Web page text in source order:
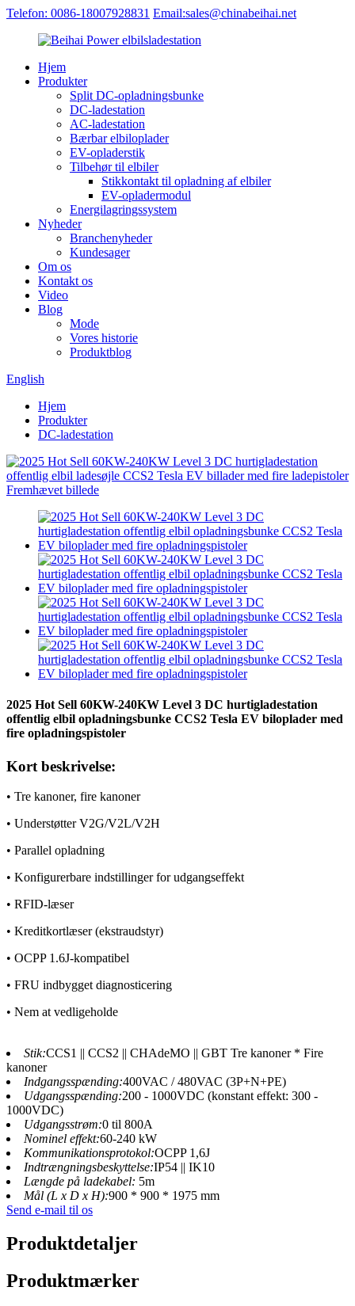
Telefon: 0086-18007928831 Email:sales@chinabeihai.net
Hjem
Produkter
Split DC-opladningsbunke
DC-ladestation
AC-ladestation
Bærbar elbiloplader
EV-opladerstik
Tilbehør til elbiler
Stikkontakt til opladning af elbiler
EV-opladermodul
Energilagringssystem
Nyheder
Branchenyheder
Kundesager
Om os
Kontakt os
Video
Blog
Mode
Vores historie
Produktblog
English
Hjem
Produkter
DC-ladestation
2025 Hot Sell 60KW-240KW Level 3 DC hurtigladestation
offentlig elbil opladningsbunke CCS2 Tesla EV biloplader med
fire opladningspistoler
Kort beskrivelse:
• Tre kanoner, fire kanoner
• Understøtter V2G/V2L/V2H
• Parallel opladning
• Konfigurerbare indstillinger for udgangseffekt
• RFID-læser
• Kreditkortlæser (ekstraudstyr)
• OCPP 1.6J-kompatibel
• FRU indbygget diagnosticering
• Nem at vedligeholde
Stik:CCS1 || CCS2 || CHAdeMO || GBT Tre kanoner * Fire
kanoner
Indgangsspænding:400VAC / 480VAC (3P+N+PE)
Udgangsspænding:200 - 1000VDC (konstant effekt: 300 -
1000VDC)
Udgangsstrøm:0 til 800A
Nominel effekt:60-240 kW
Kommunikationsprotokol:OCPP 1,6J
Indtrængningsbeskyttelse:IP54 || IK10
Længde på ladekabel: 5m
Mål (L x D x H):900 * 900 * 1975 mm
Send e-mail til os
Produktdetaljer
Produktmærker